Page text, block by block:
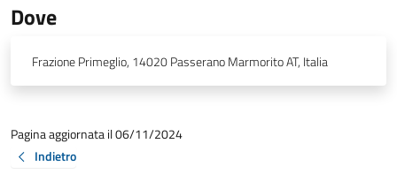
Dove
Frazione Primeglio, 14020 Passerano Marmorito AT, Italia
Pagina aggiornata il 06/11/2024
Indietro